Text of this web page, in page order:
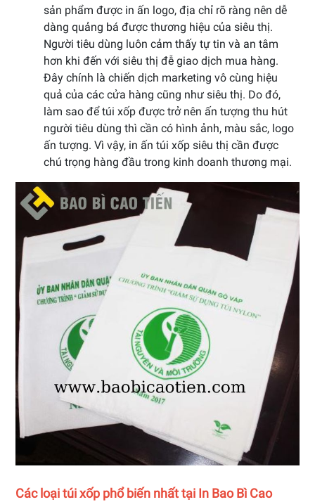
sản phẩm được in ấn logo, địa chỉ rõ ràng nên dễ
dàng quảng bá được thương hiệu của siêu thị.
Người tiêu dùng luôn cảm thấy tự tin và an tâm
hơn khi đến với siêu thị đễ giao dịch mua hàng.
Đây chính là chiến dịch marketing vô cùng hiệu
quả của các cửa hàng cũng như siêu thị. Do đó,
làm sao để túi xốp được trở nên ấn tượng thu hút
người tiêu dùng thì cần có hình ảnh, màu sắc, logo
ấn tượng. Vì vậy, in ấn túi xốp siêu thị cần được
chú trọng hàng đầu trong kinh doanh thương mại.
Các loại túi xốp phổ biến nhất tại In Bao Bì Cao